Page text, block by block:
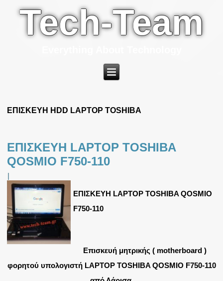
Tech-Team
ΕΠΙΣΚΕΥΗ HDD LAPTOP TOSHIBA
ΕΠΙΣΚΕΥΗ LAPTOP TOSHIBA
QOSMIO F750-110
|
ΕΠΙΣΚΕΥΗ LAPTOP TOSHIBA QOSMIO
F750-110
Επισκευή μητρικής ( motherboard )
φορητού υπολογιστή LAPTOP TOSHIBA QOSMIO F750-110